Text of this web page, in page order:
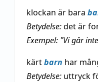
klockan är bara
Betydelse:det är
Exempel: "Vi går
kärtbarn har
Betydelse: uttryck